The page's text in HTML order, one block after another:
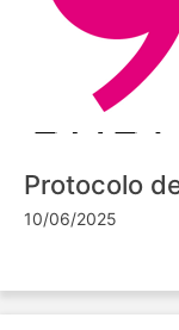
Protocolo
10/06/2025